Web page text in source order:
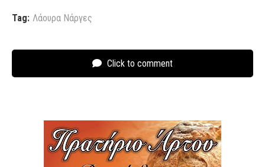
Tag: Λάουρα Νάργες
Click to comment